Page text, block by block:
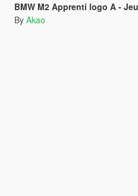
BMW M2 Apprenti logo A - Jeune conducteur
By Akao